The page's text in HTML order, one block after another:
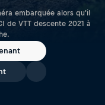
embarquée alors qu'il
de VTT descente 2021 à